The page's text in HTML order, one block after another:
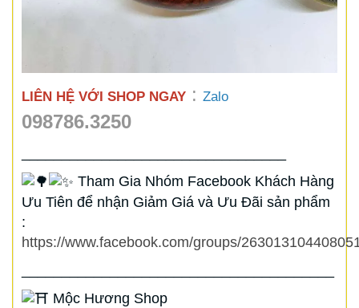
LIÊN HỆ VỚI SHOP NGAY : Zalo
098786.3250
Tham Gia Nhóm Facebook Khách Hàng
Ưu Tiên để nhận Giảm Giá và Ưu Đãi sản phẩm
:
https://www.facebook.com/groups/
Mộc Hương Shop